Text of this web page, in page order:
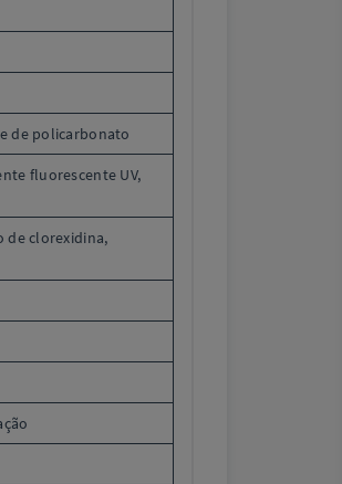
de policarbonato
fluorescente UV,
de clorexidina,